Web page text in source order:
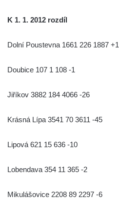
K 1. 1. 2012 rozdíl
Dolní Poustevna 1661 226 1887 +1
Doubice 107 1 108 -1
Jiříkov 3882 184 4066 -26
Krásná Lípa 3541 70 3611 -45
Lipová 621 15 636 -10
Lobendava 354 11 365 -2
Mikulášovice 2208 89 2297 -6